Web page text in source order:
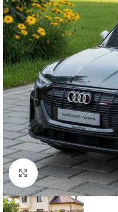
Click to enlarge